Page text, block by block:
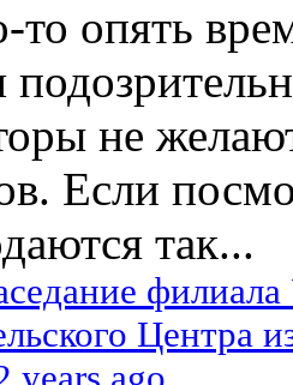
то опять
не
Если
так...
Центра